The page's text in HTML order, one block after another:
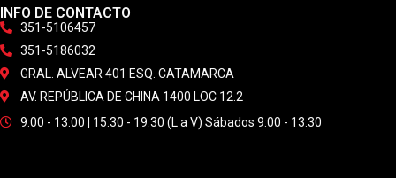
INFO DE CONTACTO
351-5106457
351-5186032
GRAL. ALVEAR 401 ESQ. CATAMARCA
AV. REPÚBLICA DE CHINA 1400 LOC 12.2
9:00 - 13:00 | 15:30 - 19:30 (L a V) Sábados 9:00 - 13:30